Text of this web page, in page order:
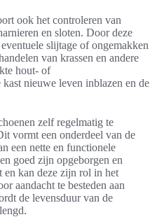
ook het controleren van
en sloten. Door deze
slijtage of ongemakken
van krassen en andere
hout- of
nieuwe leven inblazen en de
zelf regelmatig te
vormt een onderdeel van de
een nette en functionele
goed zijn opgeborgen en
en kan deze zijn rol in het
aandacht te besteden aan
de levensduur van de